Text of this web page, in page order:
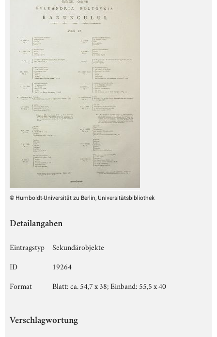
© Humboldt-Universität zu Berlin, Universitätsbibliothek
Detailangaben
Eintragstyp
Sekundärobjekte
ID
19264
Format
Blatt: ca. 54,7 x 38; Einband: 55,5 x 40
Verschlagwortung